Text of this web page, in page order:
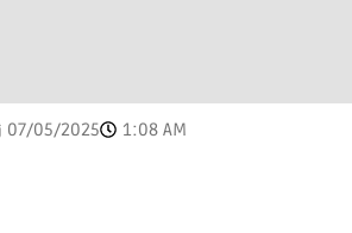
07/05/2025 1:08 AM